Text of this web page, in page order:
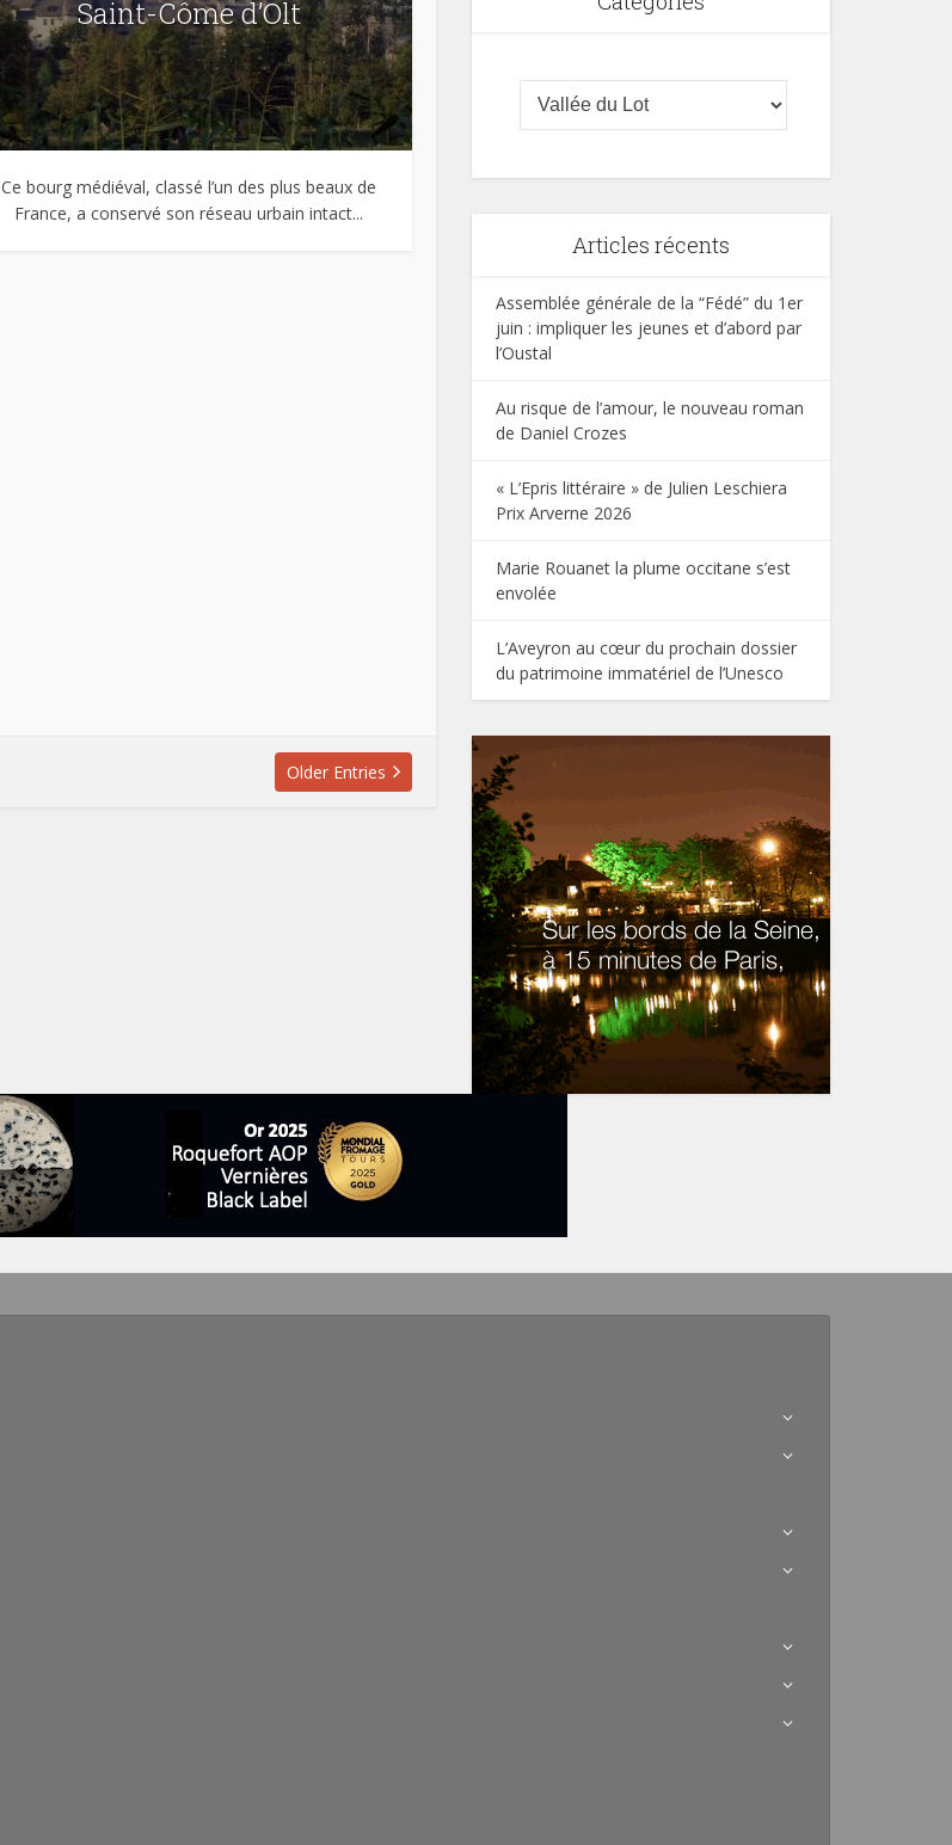
Saint-Côme d’Olt
Ce bourg médiéval, classé l’un des plus beaux de
France, a conservé son réseau urbain intact...
Older Entries
Articles récents
Assemblée générale de la “Fédé” du 1er
juin : impliquer les jeunes et d’abord par
l’Oustal
Au risque de l’amour, le nouveau roman
de Daniel Crozes
« L’Epris littéraire » de Julien Leschiera
Prix Arverne 2026
Marie Rouanet la plume occitane s’est
envolée
L’Aveyron au cœur du prochain dossier
du patrimoine immatériel de l’Unesco